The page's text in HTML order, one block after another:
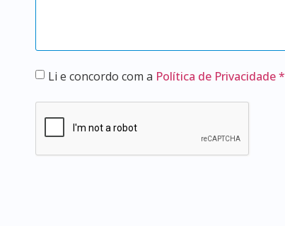
Li e concordo com a Política de Privacidade *